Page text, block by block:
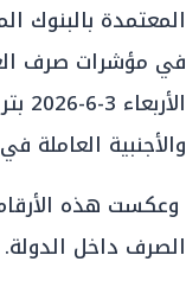
المعتمدة بالبنوك
في مؤشرات صرف
والأجنبية العاملة
وعكست هذه
الصرف داخل الدولة.